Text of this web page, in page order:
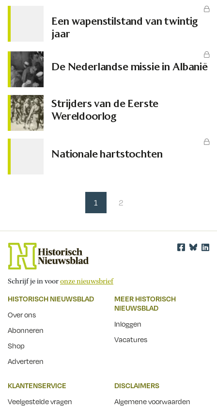
Een wapenstilstand van twintig
jaar
De Nederlandse missie in Albanië
Strijders van de Eerste
Wereldoorlog
Nationale hartstochten
1 2
Schrijf je in vooronze nieuwsbrief
HISTORISCH NIEUWSBLAD
Over ons
Abonneren
Shop
Adverteren
MEER HISTORISCH
NIEUWSBLAD
Inloggen
Vacatures
KLANTENSERVICE
Veelgestelde vragen
DISCLAIMERS
Algemene voorwaarden